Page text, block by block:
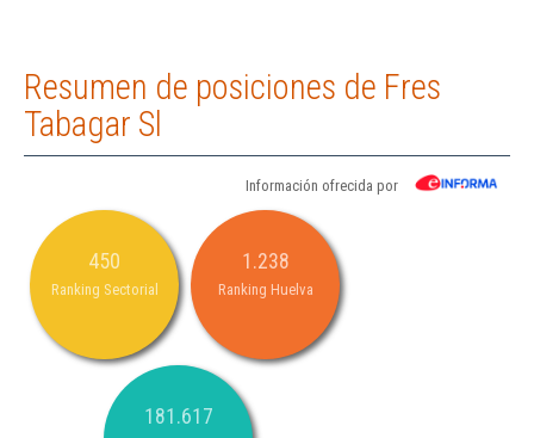
Resumen de posiciones de Fres
Tabagar Sl
Información ofrecida por
450
Ranking Sectorial
1.238
Ranking Huelva
181.617